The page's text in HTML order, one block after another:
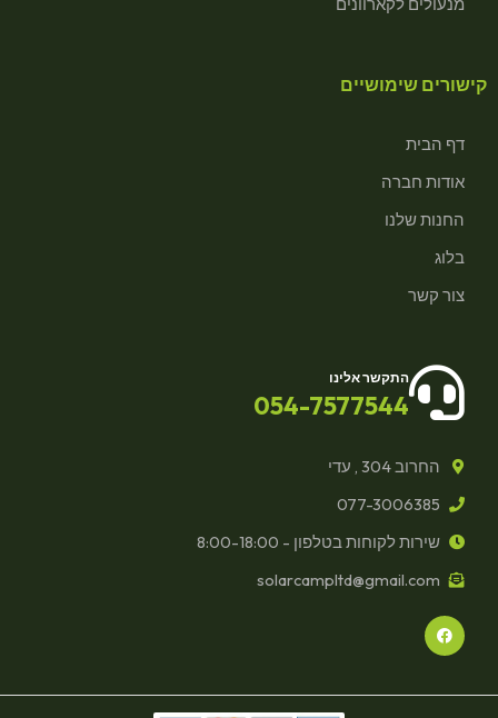
מנעולים לקארוונים
קישורים שימושיים
דף הבית
אודות חברה
החנות שלנו
בלוג
צור קשר
התקשר אלינו
054-7577544
החרוב 304 , עדי
077-3006385
שירות לקוחות בטלפון - 8:00-18:00
solarcampltd@gmail.com
F
a
c
o